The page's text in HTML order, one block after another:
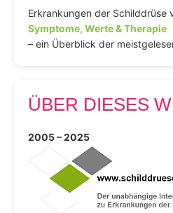
Erkrankungen der Schilddrüse
Symptome, Werte & Therapie
– ein Überblick der
ÜBER DIESES
2005 – 2025